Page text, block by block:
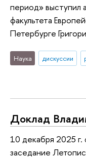
период» выступил
факультета
Петербурге
Наука дискуссии
Доклад
10 декабря 2025
заседание